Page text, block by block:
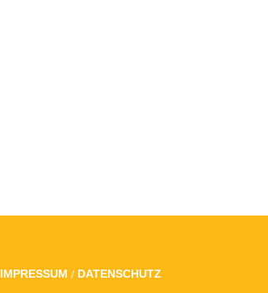
IMPRESSUM / DATENSCHUTZ